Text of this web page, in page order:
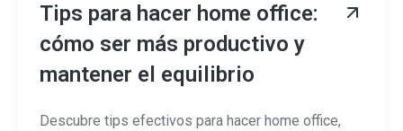
Tips para hacer home office:
cómo ser más productivo y
mantener el equilibrio
Descubre tips efectivos para hacer home office,